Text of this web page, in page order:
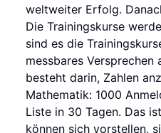
weltweiter Erfolg.
Die Trainingskurse
sind es die
messbares Versprechen
besteht darin, Zahlen
Mathematik: 1000
Liste in 30 Tagen. Das
können sich vorstellen,